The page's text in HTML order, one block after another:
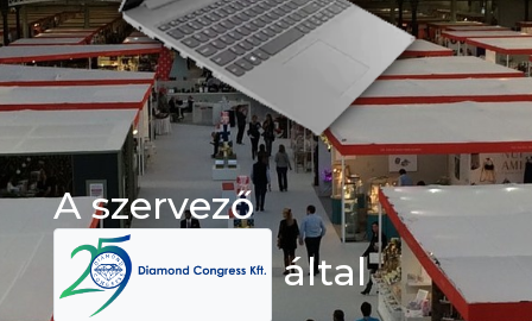
A szervező
által